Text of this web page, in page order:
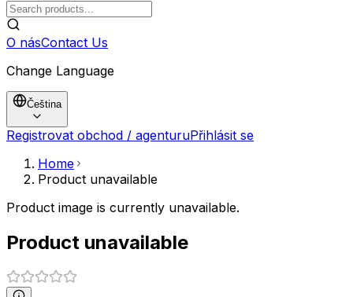
O násContact Us
Change Language
Čeština
Registrovat obchod / agenturuPřihlásit se
Home
Product unavailable
Product image is currently unavailable.
Product unavailable